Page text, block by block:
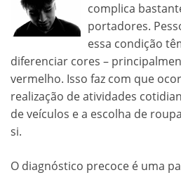
complica
portadores.
essa condição
diferenciar cores –
vermelho. Isso faz com que
realização de atividades
de veículos e a escolha de
si.
O diagnóstico precoce é uma